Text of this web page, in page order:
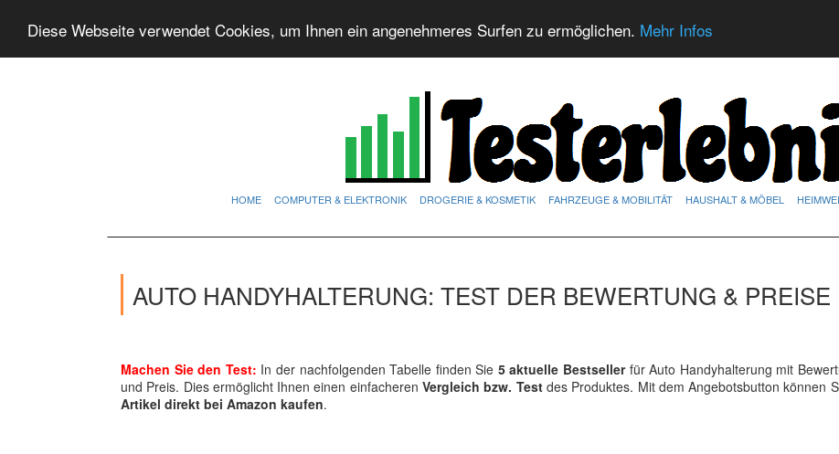
Diese Webseite verwendet Cookies, um Ihnen ein angenehmeres Surfen zu ermöglichen. Mehr Infos
HOME COMPUTER & ELEKTRONIK DROGERIE & KOSMETIK FAHRZEUGE & MOBILITÄT HAUSHALT & MÖBEL
AUTO HANDYHALTERUNG: TEST DER BEWERTUNG & PREISE
Machen Sie den Test: In der nachfolgenden Tabelle finden Sie 5 aktuelle Bestsellerfür Auto Handyhalterung mit
und Preis. Dies ermöglicht Ihnen einen einfacherenVergleich bzw. Testdes Produktes. Mit dem Angebotsbutton können
Artikel direkt bei Amazon kaufen.